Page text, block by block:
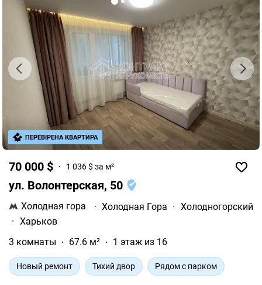
70 000 $ 1 036 $ за м²
ул. Волонтерская, 50
Холодная гора · Холодная Гора · Холодногорский
· Харьков
3 комнаты
67.6 м² 1 этаж из 16
Новый ремонт Тихий двор Рядом с парком
ПЕРЕВІРЕНА КВАРТИРА